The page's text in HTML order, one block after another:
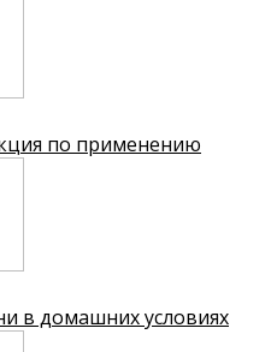
по применению
в домашних условиях